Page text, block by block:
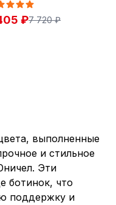
₽7 720 ₽
выполненные
и стильное
Эти
ботинок, что
поддержку и